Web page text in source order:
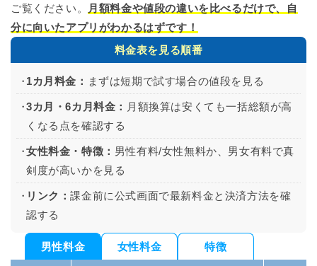
ご覧ください。
月額料金や値段の違いを比べるだけで、自
分に向いたアプリがわかるはずです！
料金表を見る順番
1カ月料金： まずは短期で試す場合の値段を見る
3カ月・6カ月料金： 月額換算は安くても一括総額が高
くなる点を確認する
女性料金・特徴： 男性有料/女性無料か、男女有料で真
剣度が高いかを見る
リンク：課金前に公式画面で最新料金と決済方法を確
認する
男性料金 女性料金 特徴